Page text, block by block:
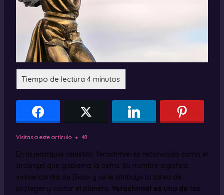
Visitas a este artículo 48
En la jerarquía celestial, Yerachmiel es reconocido como el
arcángel que gobierna la tierra. Su nombre significa
«misericordia de Dios» y se le atribuye la tarea de
proteger y cuidar el planeta. Yerachmiel es uno de los